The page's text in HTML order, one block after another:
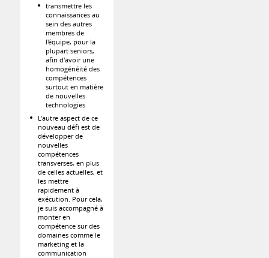
transmettre les
connaissances au
sein des autres
membres de
l'équipe, pour la
plupart seniors,
afin d'avoir une
homogénéité des
compétences
surtout en matière
de nouvelles
technologies
L'autre aspect de ce
nouveau défi est de
développer de
nouvelles
compétences
transverses, en plus
de celles actuelles, et
les mettre
rapidement à
exécution. Pour cela,
je suis accompagné à
monter en
compétence sur des
domaines comme le
marketing et la
communication